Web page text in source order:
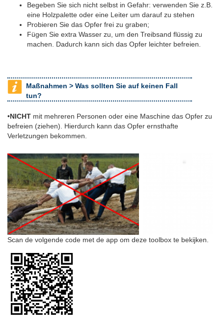
Begeben Sie sich nicht selbst in Gefahr: verwenden Sie z.B.
eine Holzpalette oder eine Leiter um darauf zu stehen
Probieren Sie das Opfer frei zu graben;
Fügen Sie extra Wasser zu, um den Treibsand flüssig zu
machen. Dadurch kann sich das Opfer leichter befreien.
Maßnahmen > Was sollten Sie auf keinen Fall
tun?
•NICHT mit mehreren Personen oder eine Maschine das Opfer zu
befreien (ziehen). Hierdurch kann das Opfer ernsthafte
Verletzungen bekommen.
Scan de volgende code met de app om deze toolbox te bekijken.